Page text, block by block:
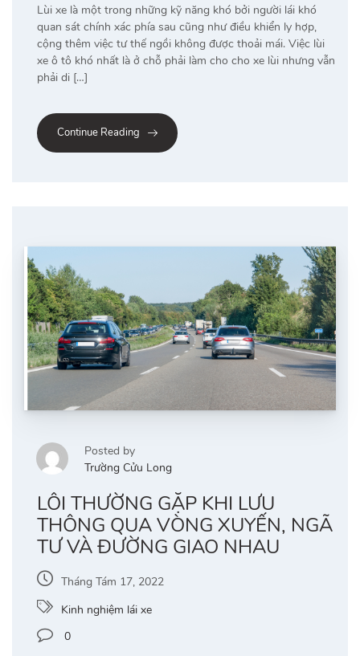
Lùi xe là một trong những kỹ năng khó bởi người lái khó
quan sát chính xác phía sau cũng như điều khiển ly hợp,
cộng thêm việc tư thế ngồi không được thoải mái. Việc lùi
xe ô tô khó nhất là ở chỗ phải làm cho cho xe lùi nhưng vẫn
phải di […]
Continue Reading
Posted by
Trường Cửu Long
LỖI THƯỜNG GẶP KHI LƯU
THÔNG QUA VÒNG XUYẾN, NGÃ
TƯ VÀ ĐƯỜNG GIAO NHAU
Tháng Tám 17, 2022
Kinh nghiệm lái xe
0